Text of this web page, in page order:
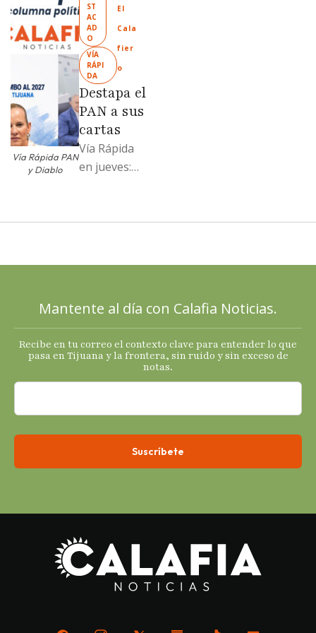
Llamadme
Ruffo
“Mandela”;
Evangelina
Moreno no
soportó; Los
…
Vía Rápida PAN
y Diablo
ST
AC
AD
O
VÍA
RÁPI
DA
El
Cala
fier
o
Destapa el
PAN a sus
cartas
Vía Rápida
en jueves:
cartas; El
Mantente al día con Calafia Noticias.
Recibe en tu correo el contexto clave para entender lo que
pasa en Tijuana y la frontera, sin ruido y sin exceso de
notas.